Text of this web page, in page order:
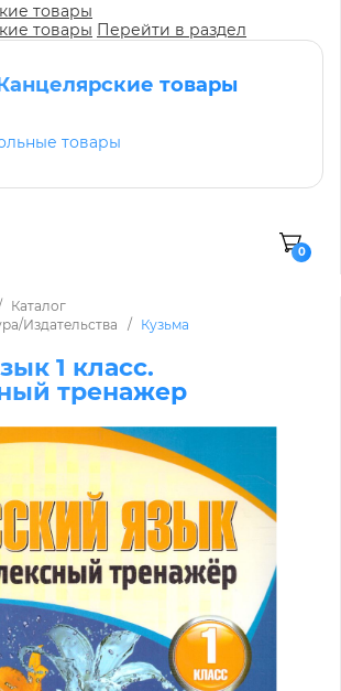
товары
товары Перейти в раздел
товары
товары
0
Каталог
Издательства
Кузьма
1 класс.
тренажер